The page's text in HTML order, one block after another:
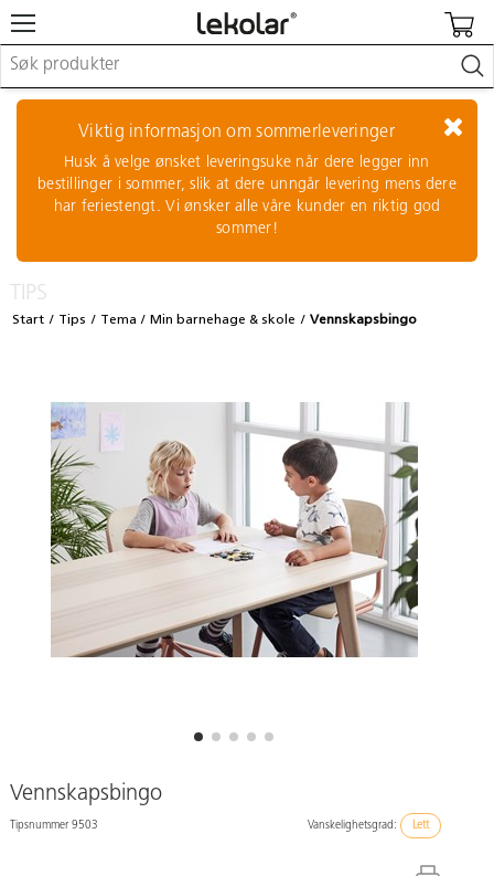
Lekeplassutstyr & utemiljø
Kunst & håndverk
Leker & sykler
Pedagogisk materiell
Barnevogner & småbarnsutstyr
Kampanjer/kataloger
Viktig informasjon om sommerleveringer
Husk å velge ønsket leveringsuke når dere legger inn
bestillinger i sommer, slik at dere unngår levering mens dere
har feriestengt. Vi ønsker alle våre kunder en riktig god
sommer!
TIPS
Start Tips Tema Min barnehage & skole Vennskapsbingo
Vennskapsbingo
Tipsnummer 9503 Vanskelighetsgrad: Lett